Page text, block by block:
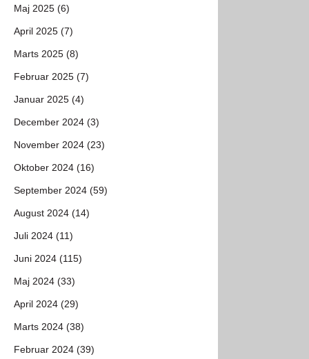
Maj 2025 (6)
April 2025 (7)
Marts 2025 (8)
Februar 2025 (7)
Januar 2025 (4)
December 2024 (3)
November 2024 (23)
Oktober 2024 (16)
September 2024 (59)
August 2024 (14)
Juli 2024 (11)
Juni 2024 (115)
Maj 2024 (33)
April 2024 (29)
Marts 2024 (38)
Februar 2024 (39)